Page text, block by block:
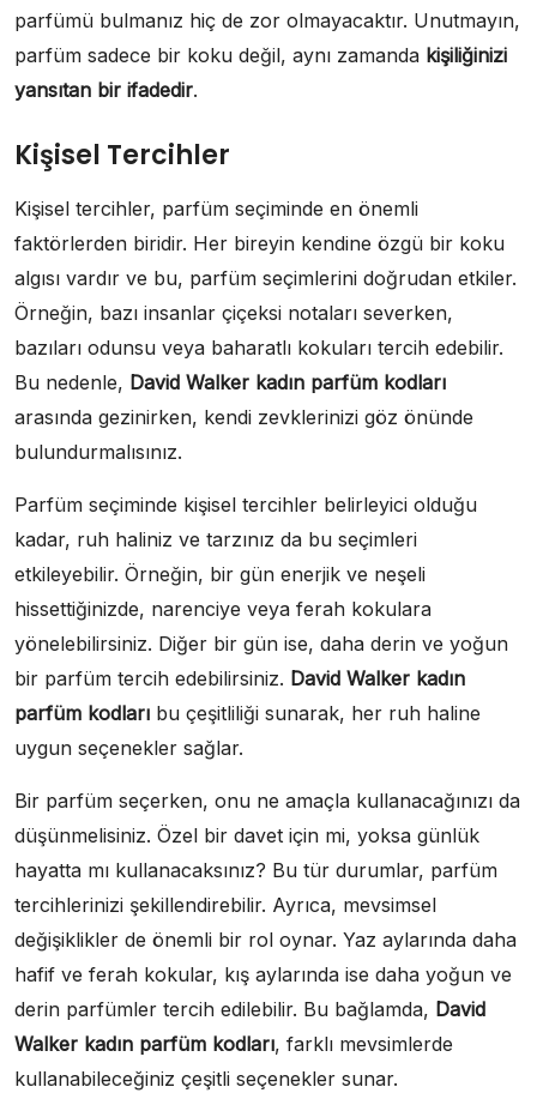
parfümü bulmanız hiç de zor olmayacaktır. Unutmayın,
parfüm sadece bir koku değil, aynı zamanda kişiliğinizi
yansıtan bir ifadedir.
Kişisel Tercihler
Kişisel tercihler, parfüm seçiminde en önemli
faktörlerden biridir. Her bireyin kendine özgü bir koku
algısı vardır ve bu, parfüm seçimlerini doğrudan etkiler.
Örneğin, bazı insanlar çiçeksi notaları severken,
bazıları odunsu veya baharatlı kokuları tercih edebilir.
Bu nedenle, David Walker kadın parfüm kodları
arasında gezinirken, kendi zevklerinizi göz önünde
bulundurmalısınız.
Parfüm seçiminde kişisel tercihler belirleyici olduğu
kadar, ruh haliniz ve tarzınız da bu seçimleri
etkileyebilir. Örneğin, bir gün enerjik ve neşeli
hissettiğinizde, narenciye veya ferah kokulara
yönelebilirsiniz. Diğer bir gün ise, daha derin ve yoğun
bir parfüm tercih edebilirsiniz. David Walker kadın
parfüm kodları bu çeşitliliği sunarak, her ruh haline
uygun seçenekler sağlar.
Bir parfüm seçerken, onu ne amaçla kullanacağınızı da
düşünmelisiniz. Özel bir davet için mi, yoksa günlük
hayatta mı kullanacaksınız? Bu tür durumlar, parfüm
tercihlerinizi şekillendirebilir. Ayrıca, mevsimsel
değişiklikler de önemli bir rol oynar. Yaz aylarında daha
hafif ve ferah kokular, kış aylarında ise daha yoğun ve
derin parfümler tercih edilebilir. Bu bağlamda, David
Walker kadın parfüm kodları, farklı mevsimlerde
kullanabileceğiniz çeşitli seçenekler sunar.